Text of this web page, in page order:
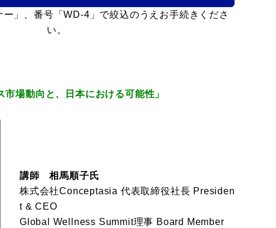
」、番号「WD-4」で絞込のうえお手続きくださ
い。
市場動向と、日本における可能性」
講師 相馬順子氏
株式会社Conceptasia 代表取締役社長 Presiden
t & CEO
Global Wellness Summit理事 Board Member